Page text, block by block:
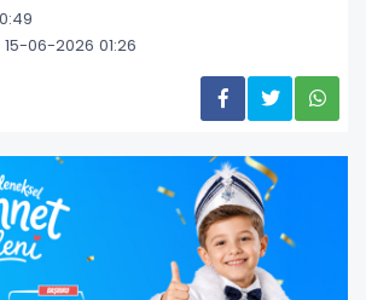
06-2026 01:26